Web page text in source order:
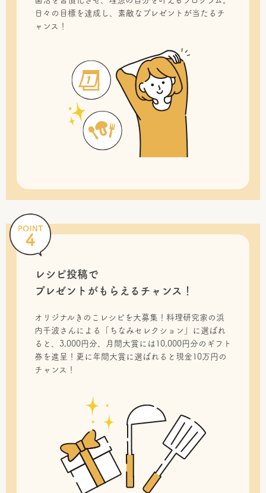
日々の目標を達成し、素敵なプレゼントが当たるチ
ャンス！
レシピ投稿で
プレゼントがもらえるチャンス！
オリジナルきのこレシピを大募集！料理研究家の浜
内千波さんによる「ちなみセレクション」に選ばれ
ると、3,000円分、月間大賞には10,000円分のギフト
券を進呈！更に年間大賞に選ばれると現金10万円の
チャンス！